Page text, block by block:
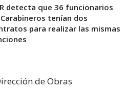
detecta que 36 funcionarios
tenían dos
para realizar las mismas
de Obras